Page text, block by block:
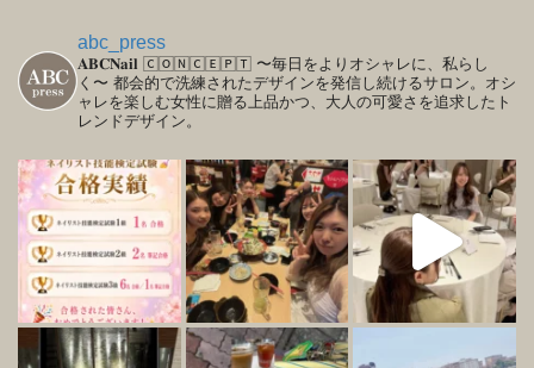
abc_press
𝐀𝐁𝐂𝐍𝐚𝐢𝐥 🄲🄾🄽🄲🄴🄿🅃 〜毎日をよりオシャレに、私らし
く〜 都会的で洗練されたデザインを発信し続けるサロン。オシ
ャレを楽しむ女性に贈る上品かつ、大人の可愛さを追求したト
レンドデザイン。